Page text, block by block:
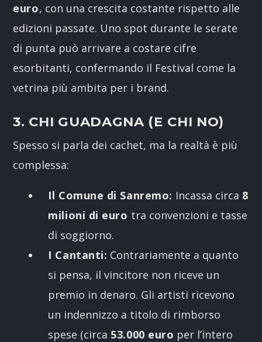
euro, con una crescita costante rispetto alle
edizioni passate. Uno spot durante le serate
di punta può arrivare a costare cifre
esorbitanti, confermando il Festival come la
vetrina più ambita per i brand.
3. CHI GUADAGNA (E CHI NO)
Spesso si parla dei cachet, ma la realtà è più
complessa:
Il Comune di Sanremo: Incassa circa 8
milioni di euro tra convenzioni e tasse
di soggiorno.
I Cantanti: Contrariamente a quanto
si pensa, il vincitore non riceve un
premio in denaro. Gli artisti ricevono
un indennizzo a titolo di rimborso
spese (circa 53.000 euro per l’intero